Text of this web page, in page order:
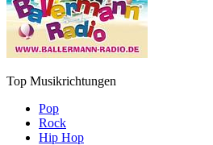
Top Musikrichtungen
Pop
Rock
Hip Hop